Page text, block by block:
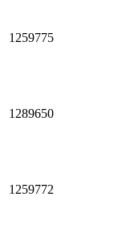
1259775
1289650
1259772